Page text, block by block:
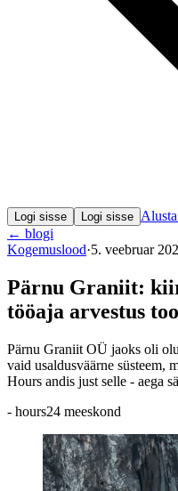
Logi sisse Logi sisse
← blogi
Kogemuslood·5. veebruar
Pärnu Graniit:
tööaja arvestus
Pärnu Graniit OÜ jaoks oli
vaid usaldusväärne süsteem,
Hours andis just selle - aega
- hours24 meeskond